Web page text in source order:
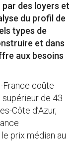
des loyers et
du profil de
types de
et dans
aux besoins
France coûte
de 43
Côte d’Azur,
prix médian au